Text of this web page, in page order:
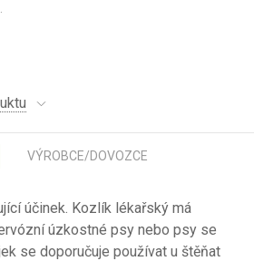
VÝROBCE/DOVOZCE
účinek. Kozlík lékařský má
úzkostné psy nebo psy se
se doporučuje používat u štěňat